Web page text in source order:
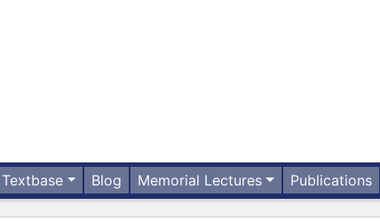
Textbase Blog Memorial Lectures Publications